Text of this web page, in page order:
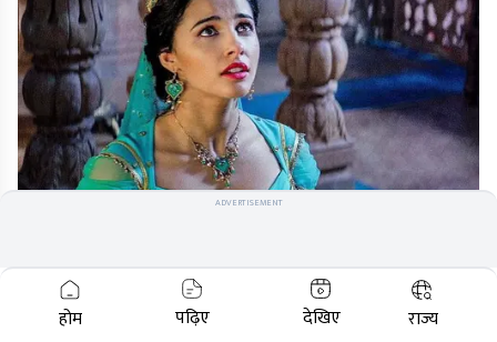
Do You Prefer?
BRAINBERRIES
ADVERTISEMENT
होम पढ़िए देखिए राज्य